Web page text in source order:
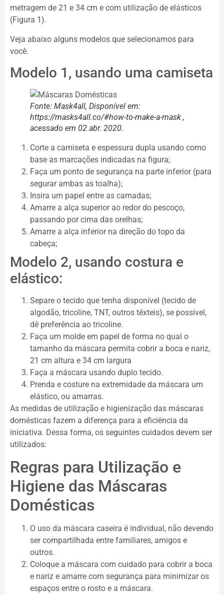
metragem de 21 e 34 cm e com utilização de elásticos
(Figura 1).
Veja abaixo alguns modelos que selecionamos para
você.
Modelo 1, usando uma camiseta
Fonte: Mask4all, Disponível em:
https://masks4all.co/#how-to-make-a-mask ,
acessado em 02 abr. 2020.
Corte a camiseta e espessura dupla usando como
base as marcações indicadas na figura;
Faça um ponto de segurança na parte inferior (para
segurar ambas as toalha);
Insira um papel entre as camadas;
Amarre a alça superior ao redor do pescoço,
passando por cima das orelhas;
Amarre a alça inferior na direção do topo da
cabeça;
Modelo 2, usando costura e
elástico:
Separe o tecido que tenha disponível (tecido de
algodão, tricoline, TNT, outros têxteis), se possível,
dê preferência ao tricoline.
Faça um molde em papel de forma no qual o
tamanho da máscara permita cobrir a boca e nariz,
21 cm altura e 34 cm largura
Faça a máscara usando duplo tecido.
Prenda e costure na extremidade da máscara um
elástico, ou amarras.
As medidas de utilização e higienização das máscaras
domésticas fazem a diferença para a eficiência da
iniciativa. Dessa forma, os seguintes cuidados devem ser
utilizados:
Regras para Utilização e
Higiene das Máscaras
Domésticas
O uso da máscara caseira é individual, não devendo
ser compartilhada entre familiares, amigos e
outros.
Coloque a máscara com cuidado para cobrir a boca
e nariz e amarre com segurança para minimizar os
espaços entre o rosto e a máscara.